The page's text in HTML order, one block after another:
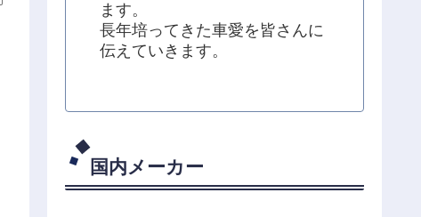
ます。
長年培ってきた車愛を皆さんに
伝えていきます。
国内メーカー